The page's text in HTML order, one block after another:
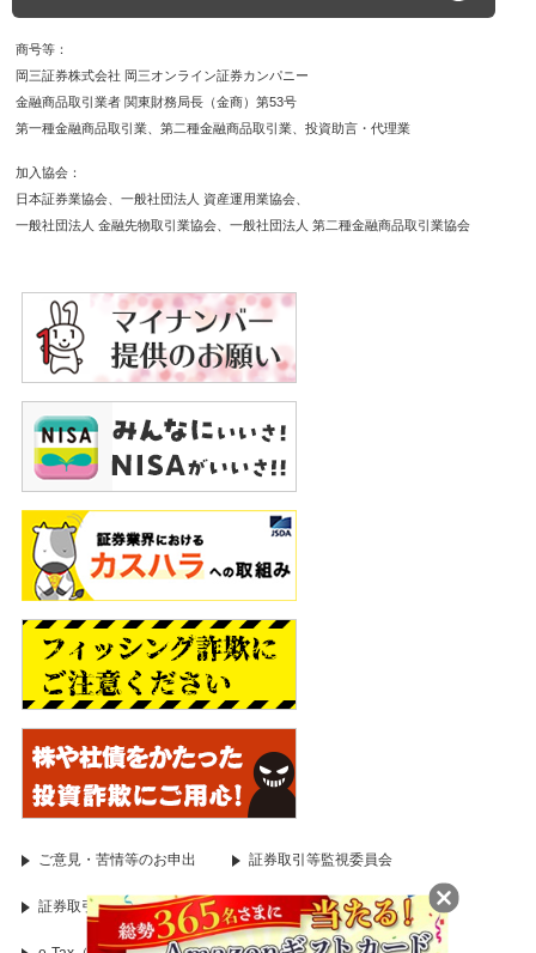
りスワップポイントの受取額が増減する可能性がありま
す。ポジションを構成する金利水準が逆転した場合、ス
ワップポイントの受取から支払に転じる可能性がありま
す。為替相場の急変時等に取引を行うことができず不測
の損害が発生する可能性があります。【各商品共通】シ
ステム、通信回線等の障害により発注、執行等ができず
保証金・証拠金
【信用】最低委託保証金30万円が必要です。信用取引は
委託保証金の額を上回る取引が可能であり、取引額の
30％以上の委託保証金が必要です。【株価指数CFD】
発注証拠金（必要証拠金）は、株価指数ごとに異なり、
取引所により定められた証拠金基準額となります。Web
サイトで最新のものをご確認ください。【FX】個人の
お客様の発注証拠金（必要証拠金）は、取引所FXで
は、取引所が定める証拠金基準額に選択レバレッジコー
スに応じた所要額を加えた額とし、店頭FXでは、取引
金額（為替レート×取引数量）× 4%以上の額とします。
一部レバレッジコースの選択ができない場合がありま
す。法人のお客様の発注証拠金（必要証拠金）は、取引
所FXでは、取引所が定める証拠金基準額とし、店頭FX
では、取引金額（為替レート×取引数量）×金融先物取引
業協会が公表する数値とします。発注証拠金に対して、
頭FXでは、1取引単位（1,000通貨）の取引が可能で
す。発注証拠金・取引単位は通貨ごとに異なります。
Webサイトで最新のものをご確認ください。
手数料等諸費用の概要（表示は全て税込・上限金額）
【日本株】取引手数料には1注文の約定代金に応じたワ
ンショットと1日の合計約定代金に応じた定額プランが
あります。ワンショットの上限手数料は現物取引で
商号等
岡三証券株式会社 岡三オンライン証券カンパニー
金融商品取引業者 関東財務局長（金商）第53号
第一種金融商品取引業
第二種金融商品取引業 投資助言・代理業
加入協会
日本証券業協会
一般社団法人 資産運用業協会
一般社団法人 金融先物取引業協会
一般社団法人 第二種金融商品取引業協会
ご意見・苦情等のお申出 証券取引等監視委員会
証券取引等監視委員会（情報受付） 国税庁